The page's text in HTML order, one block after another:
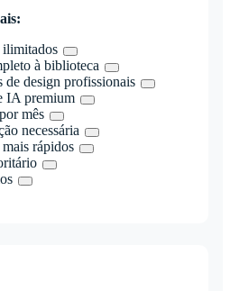
à biblioteca
de design profissionais
IA premium
mês
necessária
rápidos